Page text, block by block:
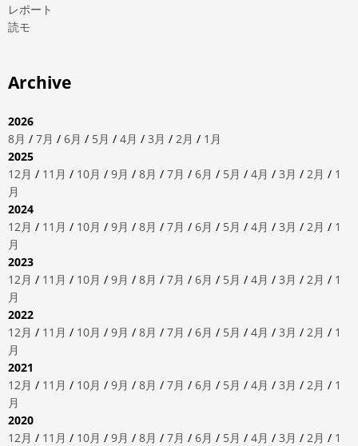
レポート
読モ
Archive
2026
8月 / 7月 / 6月 / 5月 / 4月 / 3月 / 2月 / 1月
2025
12月 / 11月 / 10月 / 9月 / 8月 / 7月 / 6月 / 5月 / 4月 / 3月 / 2月 / 1
月
2024
12月 / 11月 / 10月 / 9月 / 8月 / 7月 / 6月 / 5月 / 4月 / 3月 / 2月 / 1
月
2023
12月 / 11月 / 10月 / 9月 / 8月 / 7月 / 6月 / 5月 / 4月 / 3月 / 2月 / 1
月
2022
12月 / 11月 / 10月 / 9月 / 8月 / 7月 / 6月 / 5月 / 4月 / 3月 / 2月 / 1
月
2021
12月 / 11月 / 10月 / 9月 / 8月 / 7月 / 6月 / 5月 / 4月 / 3月 / 2月 / 1
月
2020
12月 / 11月 / 10月 / 9月 / 8月 / 7月 / 6月 / 5月 / 4月 / 3月 / 2月 / 1